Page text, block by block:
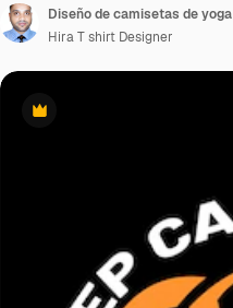
Premium
Diseño de camisetas de yoga
Hira T shirt Designer